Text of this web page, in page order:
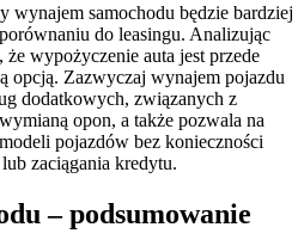
wynajem samochodu będzie bardziej
do leasingu. Analizując
wypożyczenie auta jest przede
opcją. Zazwyczaj wynajem pojazdu
dodatkowych, związanych z
opon, a także pozwala na
pojazdów bez konieczności
zaciągania kredytu.
– podsumowanie